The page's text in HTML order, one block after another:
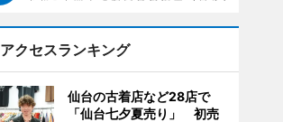
アクセスランキング
仙台の古着店など28店で
「仙台七夕夏売り」 初売